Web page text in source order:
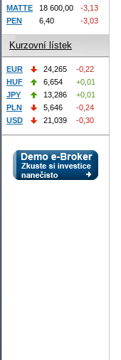
MATTE
18 600,00
-3,13
PEN
6,40 -3,03
Kurzovní lístek
EUR 24,265
-0,22
HUF
6,654
+0,01
JPY
13,286
+0,01
PLN
5,646
-0,24
USD
21,039 -0,30